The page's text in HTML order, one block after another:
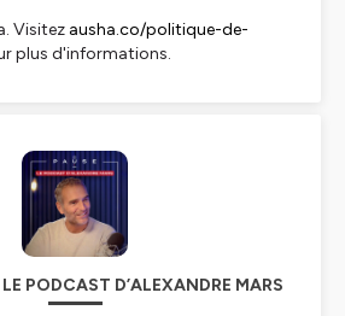
Visitez ausha.co/politique-de-
plus d'informations.
PODCAST D’ALEXANDRE MARS